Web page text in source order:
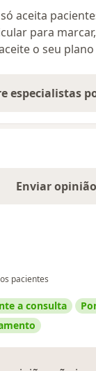
aceita
para
o seu
especialistas
Enviar opinião
pacientes
a consulta